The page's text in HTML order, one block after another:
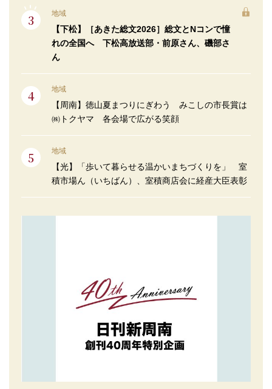
地域
【下松】［あきた総文2026］総文とNコンで憧
れの全国へ 下松高放送部・前原さん、磯部さ
ん
地域
【周南】徳山夏まつりにぎわう みこしの市長賞は
㈱トクヤマ 各会場で広がる笑顔
地域
【光】「歩いて暮らせる温かいまちづくりを」 室
積市場ん（いちばん）、室積商店会に経産大臣表彰